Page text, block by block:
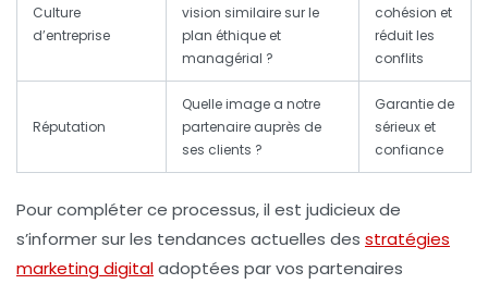
Culture
d’entreprise
vision similaire sur le
plan éthique et
managérial ?
cohésion et
réduit les
conflits
Réputation
Quelle image a notre
partenaire auprès de
ses clients ?
Garantie de
sérieux et
confiance
Pour compléter ce processus, il est judicieux de
s’informer sur les tendances actuelles des stratégies
marketing digitaladoptées par vos partenaires